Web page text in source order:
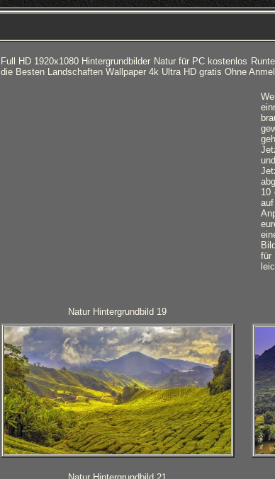
Full HD 1920x1080 Hintergrundbilder Natur für PC kostenlos
die Besten Landschaften Wallpaper 4k Ultra HD gratis Ohne
10
für
Natur Hintergrundbild 19